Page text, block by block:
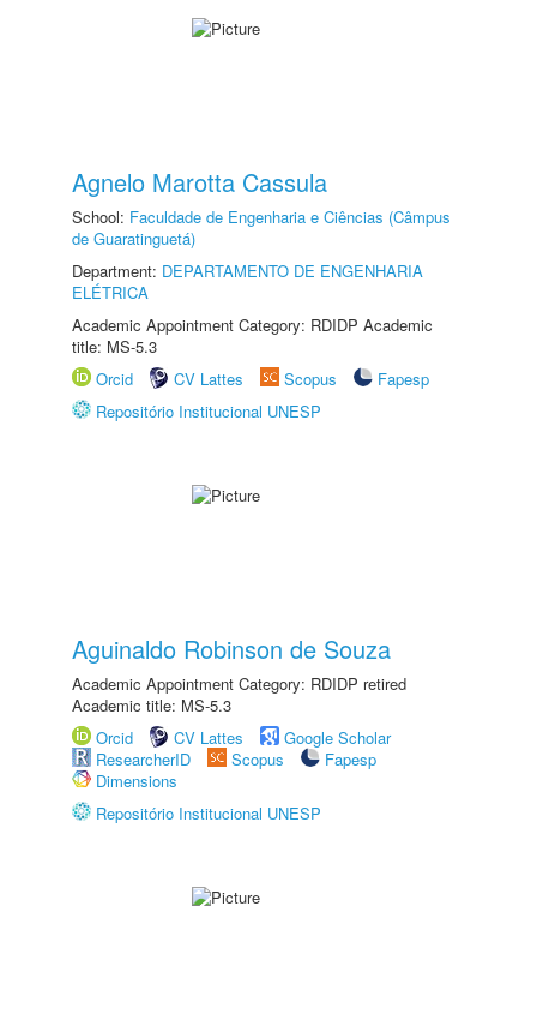
Agnelo Marotta Cassula
School: Faculdade de Engenharia e Ciências (Câmpus
de Guaratinguetá)
Department: DEPARTAMENTO DE ENGENHARIA
ELÉTRICA
Academic Appointment Category: RDIDP Academic
title: MS-5.3
Orcid
CV Lattes Scopus
Fapesp
Repositório Institucional UNESP
Aguinaldo Robinson de Souza
Academic Appointment Category: RDIDP retired
Academic title: MS-5.3
Orcid
CV Lattes
Google Scholar
ResearcherID
Scopus
Fapesp
Dimensions
Repositório Institucional UNESP